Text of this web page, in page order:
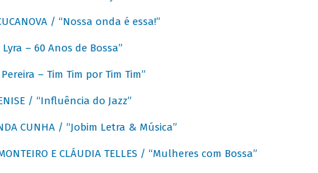
/ “Nossa onda é essa!”
Lyra – 60 Anos de Bossa”
– Tim Tim por Tim Tim”
/ “Influência do Jazz”
CUNHA / “Jobim Letra & Música”
E CLÁUDIA TELLES / “Mulheres com Bossa”